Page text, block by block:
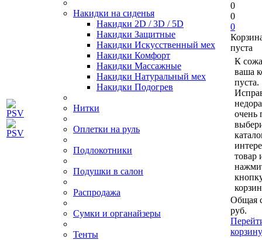
Накидки на сиденья
Накидки 2D / 3D / 5D
Накидки Защитные
Накидки Искусственный мех
Накидки Комфорт
Накидки Массажные
Накидки Натуральный мех
Накидки Подогрев
Нитки
Оплетки на руль
Подлокотники
Подушки в салон
Распродажа
Сумки и органайзеры
Тенты
0
0
0
пуста
К
ваша
пуста.
очень
товар
Общая
руб.
корзину